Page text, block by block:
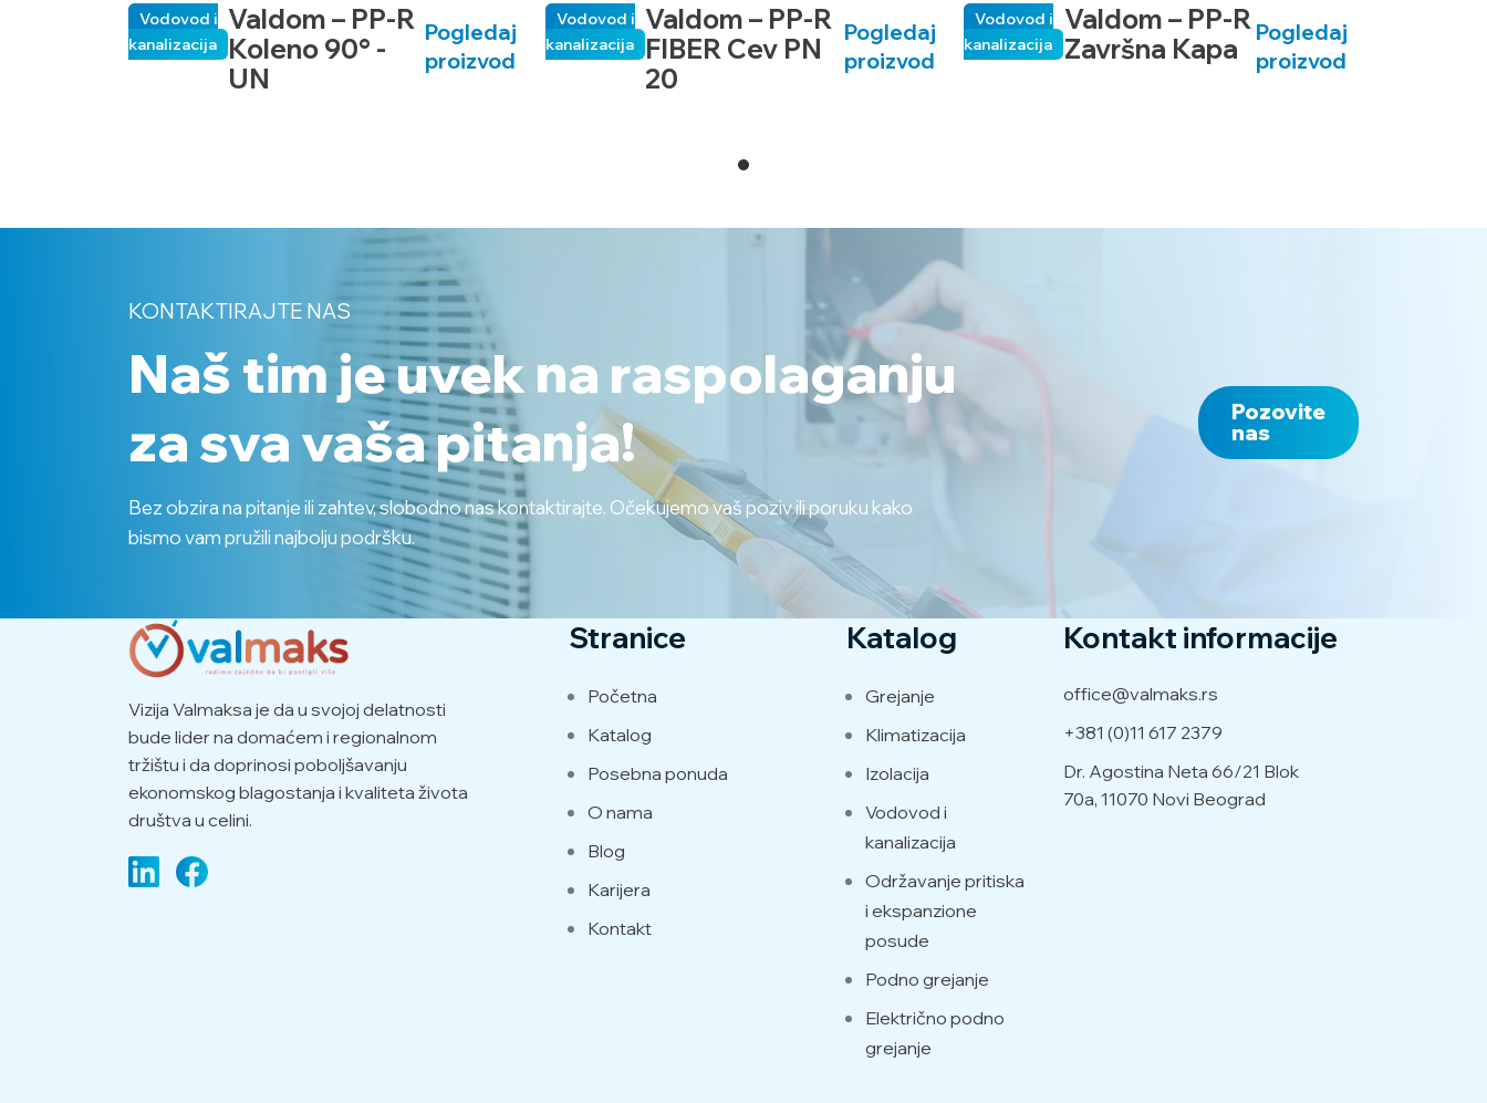
Valdom – PP-R
Koleno 90° -
UN
Vodovod i
kanalizacija
Pogledaj
proizvod
Valdom – PP-R
FIBER Cev PN
20
Vodovod i
kanalizacija
Pogledaj
proizvod
Valdom – PP-R
Završna Kapa
Vodovod i
kanalizacija
Pogledaj
proizvod
KONTAKTIRAJTE NAS
Naš tim je uvek na raspolaganju
za sva vaša pitanja!
Bez obzira na pitanje ili zahtev, slobodno nas kontaktirajte. Očekujemo vaš poziv ili poruku kako
bismo vam pružili najbolju podršku.
Pozovite
nas
Vizija Valmaksa je da u svojoj delatnosti
bude lider na domaćem i regionalnom
tržištu i da doprinosi poboljšavanju
ekonomskog blagostanja i kvaliteta života
društva u celini.
Stranice
Početna
Katalog
Posebna ponuda
O nama
Blog
Karijera
Kontakt
Katalog
Grejanje
Klimatizacija
Izolacija
Vodovod i
kanalizacija
Održavanje pritiska
i ekspanzione
posude
Podno grejanje
Električno podno
grejanje
Kontakt informacije
office@valmaks.rs
+381 (0)11 617 2379
Dr. Agostina Neta 66/21 Blok
70a, 11070 Novi Beograd